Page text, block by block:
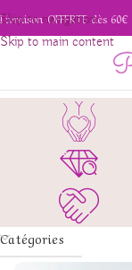
Skip to navigation
Skip to main content
Livraison OFFERTE dès
Catégories